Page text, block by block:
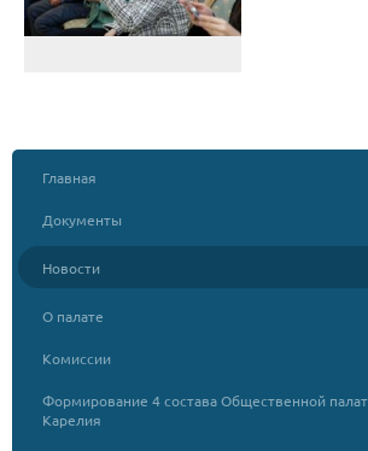
Главная
Документы
Новости
О палате
Комиссии
Формирование 4 состава Общественной
Карелия